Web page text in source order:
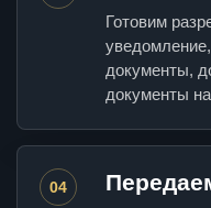
Готовим
документы,
документы
04